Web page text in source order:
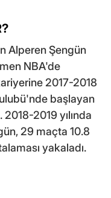
Alperen Şengün
NBA'de
2017-2018
başlayan
2019 yılında
29 maçta 10.8
yakaladı.